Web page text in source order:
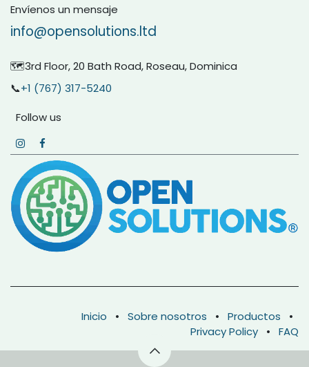
Envíenos un mensaje
info@opensolutions.ltd
🗺️3rd Floor, 20 Bath Road, Roseau, Dominica
📞+1 (767) 317-5240
Follow us
Inicio • Sobre nosotros • Productos
•
Privacy Policy
• FAQ